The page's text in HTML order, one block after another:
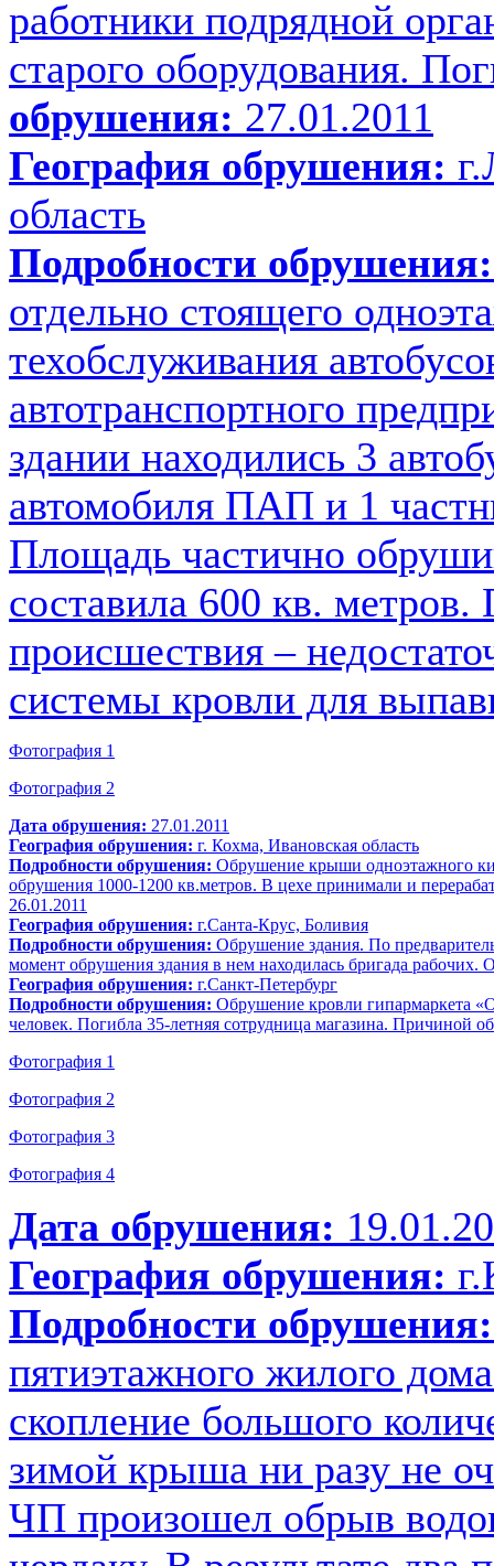
работники подрядной
старого оборудования.
обрушения: 27.01.2011
География обрушения:
область
Подробности обрушения:
отдельно стоящего
техобслуживания
автотранспортного
здании находились 3
автомобиля ПАП и 1
Площадь частично
составила 600 кв.
происшествия –
системы кровли для
Фотография 1
Фотография 2
Дата обрушения: 27.01.2011
География обрушения: г. Кохма, Ивановская область
Подробности обрушения: Обрушение крыши одноэтажного
обрушения 1000-1200 кв.метров. В цехе принимали и
26.01.2011
География обрушения: г.Санта-Крус, Боливия
Подробности обрушения: Обрушение здания. По
момент обрушения здания в нем находилась бригада рабочих.
География обрушения: г.Санкт-Петербург
Подробности обрушения: Обрушение кровли гипармаркета
человек. Погибла 35-летняя сотрудница магазина. Причиной
Фотография 1
Фотография 2
Фотография 3
Фотография 4
Дата обрушения:
География обрушения:
Подробности обрушения:
пятиэтажного жилого
скопление большого
зимой крыша ни разу не
ЧП произошел обрыв